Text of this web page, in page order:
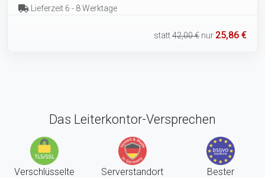
Lieferzeit 6 - 8 Werktage
statt42,00 € nur 25,86 €
Das Leiterkontor-Versprechen
Verschlüsselte
Serverstandort
Bester